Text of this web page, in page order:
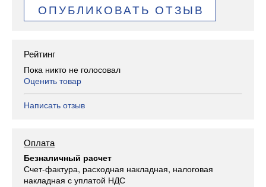
ОПУБЛИКОВАТЬ ОТЗЫВ
Рейтинг
Пока никто не голосовал
Оценить товар
Написать отзыв
Оплата
Безналичный расчет
Счет-фактура, расходная накладная, налоговая
накладная с уплатой НДС